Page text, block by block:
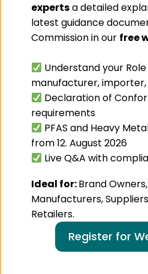
expertsa detailed
latest guidance
Commission in our free
Understand your Role
manufacturer,
Declaration of
requirements
PFAS and Heavy
from 12. August 2026
Live Q&A with
Ideal for:Brand
Manufacturers,
Retailers.
Register for